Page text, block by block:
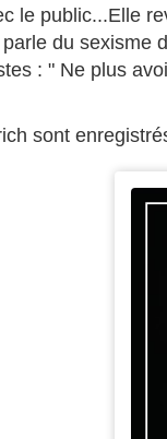
le public...Elle
du sexisme
: " Ne plus
sont